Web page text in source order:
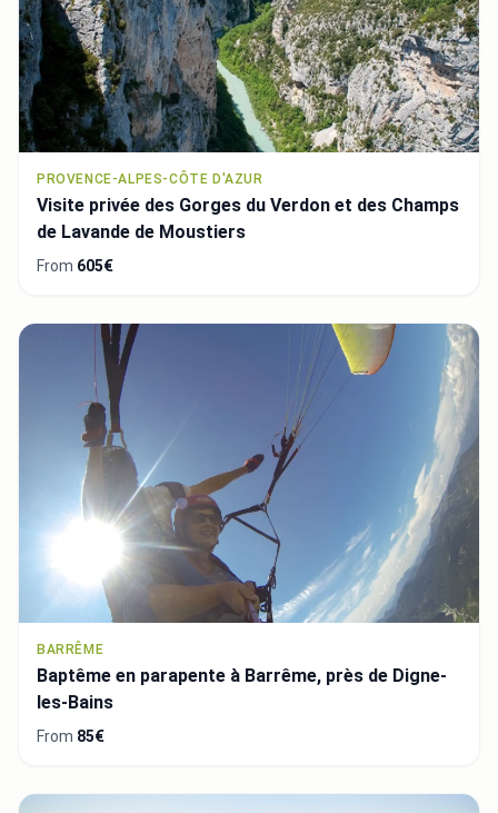
PROVENCE-ALPES-CÔTE D'AZUR
Visite privée des Gorges du Verdon et des Champs
de Lavande de Moustiers
From 605€
BARRÊME
Baptême en parapente à Barrême, près de Digne-
les-Bains
From 85€